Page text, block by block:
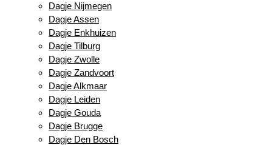
Dagje Nijmegen
Dagje Assen
Dagje Enkhuizen
Dagje Tilburg
Dagje Zwolle
Dagje Zandvoort
Dagje Alkmaar
Dagje Leiden
Dagje Gouda
Dagje Brugge
Dagje Den Bosch